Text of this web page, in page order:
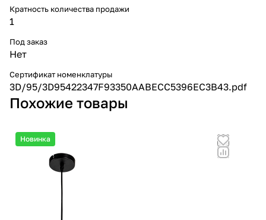
Кратность количества продажи
1
Под заказ
Нет
Сертификат номенклатуры
3D/95/3D95422347F93350AABECC5396EC3B43.pdf
Похожие товары
Новинка